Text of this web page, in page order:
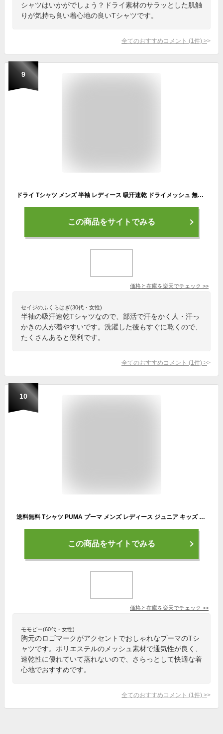
シャツはいかがでしょう？ドライ素材のサラッとした肌触
りが気持ち良い着心地の良いTシャツです。
全てのおすすめコメント (1 件) >
9
ドライ Tシャツ メンズ 半袖 レディース 吸汗速乾 ドライメッシュ 無地 SS S M L LL おしゃれ シンプル スポーツ バスケ サッカー テニス ダンス glimmer グリマー ドライTシャツ 00300-ACT
この商品をサイトでみる
価格と在庫を楽天でチェック >>
セイジのふくらはぎ(30代・女性)
半袖の吸汗速乾Tシャツなので、部活で汗をかく人・汗っ
かきの人が着やすいです。洗濯した後もすぐに乾くので、
たくさんあると便利です。
全てのおすすめコメント (1 件) >
10
送料無料 Tシャツ PUMA プーマ メンズ レディース ジュニア キッズ トレーニングシャツ ドライウェア 速乾 サッカー バスケ 野球 スポーツ テニス 卓球 フットサル ラグラン 通気性 男女兼用 部活
この商品をサイトでみる
価格と在庫を楽天でチェック >>
モモピー(60代・女性)
胸元のロゴマークがアクセントでおしゃれなプーマのTシ
ャツです。ポリエステルのメッシュ素材で通気性が良く、
速乾性に優れていて蒸れないので、さらっとして快適な着
心地でおすすめです。
全てのおすすめコメント (1 件) >